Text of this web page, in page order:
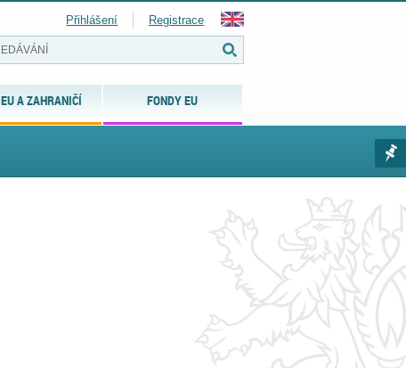
EU A ZAHRANIČÍ FONDY EU
Přihlášení Registrace